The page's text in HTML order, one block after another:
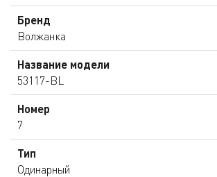
Бренд
Волжанка
Название модели
53117-BL
Номер
7
Тип
Одинарный